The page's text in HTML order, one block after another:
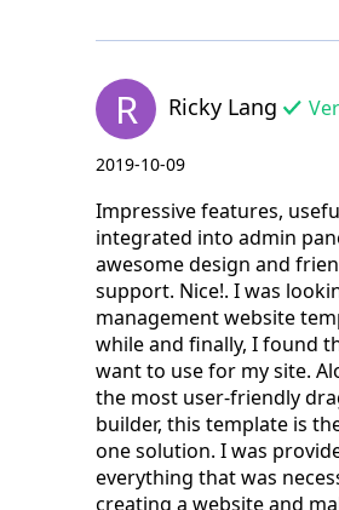
R Ricky Lang
2019-10-09
Impressive features,
integrated into admin
awesome design and
support. Nice!. I was
management website
while and finally, I found
want to use for my site.
the most user-friendly
builder, this template is
one solution. I was
everything that was
creating a website and